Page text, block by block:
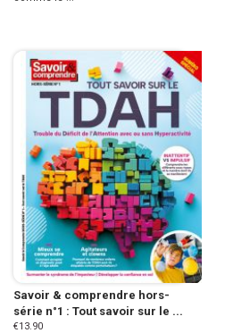
Savoir & comprendre hors-
série n°1 : Tout savoir sur le ...
€13.90